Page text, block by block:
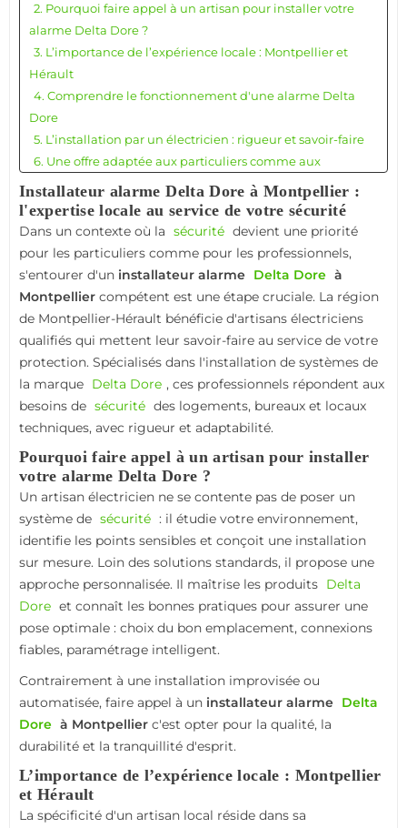
2. Pourquoi faire appel à un artisan pour installer votre
alarme Delta Dore ?
3. L’importance de l’expérience locale : Montpellier et
Hérault
4. Comprendre le fonctionnement d'une alarme Delta
Dore
5. L’installation par un électricien : rigueur et savoir-faire
6. Une offre adaptée aux particuliers comme aux
professionnels
7. Maintenance, dépannage et suivi : un service complet
8. Un artisan proche de vous : avantages pratiques et
humains
9. Évolution des besoins : un service qui suit votre rythme
10. Un installateur engagé pour votre sécurité
11. Conclusion : une expertise locale au cœur de la
performance
Installateur alarme Delta Dore à Montpellier :
l'expertise locale au service de votre sécurité
Dans un contexte où la sécurité devient une priorité
pour les particuliers comme pour les professionnels,
s'entourer d'un installateur alarme Delta Dore à
Montpellier compétent est une étape cruciale. La région
de Montpellier-Hérault bénéficie d'artisans électriciens
qualifiés qui mettent leur savoir-faire au service de votre
protection. Spécialisés dans l'installation de systèmes de
la marque Delta Dore , ces professionnels répondent aux
besoins de sécurité des logements, bureaux et locaux
techniques, avec rigueur et adaptabilité.
Pourquoi faire appel à un artisan pour installer
votre alarme Delta Dore ?
Un artisan électricien ne se contente pas de poser un
système de sécurité : il étudie votre environnement,
identifie les points sensibles et conçoit une installation
sur mesure. Loin des solutions standards, il propose une
approche personnalisée. Il maîtrise les produits Delta
Dore et connaît les bonnes pratiques pour assurer une
pose optimale : choix du bon emplacement, connexions
fiables, paramétrage intelligent.
Contrairement à une installation improvisée ou
automatisée, faire appel à un installateur alarme Delta
Dore à Montpellier c'est opter pour la qualité, la
durabilité et la tranquillité d'esprit.
L’importance de l’expérience locale : Montpellier
et Hérault
La spécificité d'un artisan local réside dans sa